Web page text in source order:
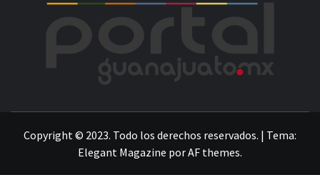
Copyright © 2023. Todo los derechos reservados. | Tema:
Elegant Magazine porAF themes.